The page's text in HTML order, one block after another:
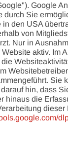
Google
Sie
den USA
von
Nur in
aktiv. Im
hin, dass
die